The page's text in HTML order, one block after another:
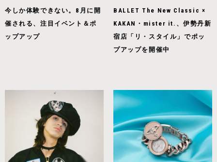
今しか体験できない。8月に開
催される、注目イベント＆ポ
ップアップ
BALLET The New Classic ×
KAKAN・mister it.、伊勢丹新
宿店「リ・スタイル」でポッ
プアップを開催中